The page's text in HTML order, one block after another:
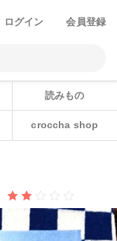
ログイン 会員登録
読みもの
croccha shop